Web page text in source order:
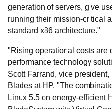
generation of servers, give
running their mission-critical
standard x86 architecture."
"Rising operational costs are
performance technology
Scott Farrand, vice president,
Blades at HP. "The
Linux 5.5 on energy-efficient